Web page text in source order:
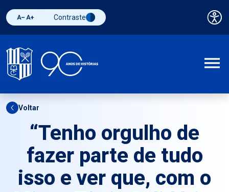
Diminuir fonte
Aumentar fonteAlternar contraste
Contraste
Voltar
“Tenho orgulho de
fazer parte de tudo
isso e ver que, com o